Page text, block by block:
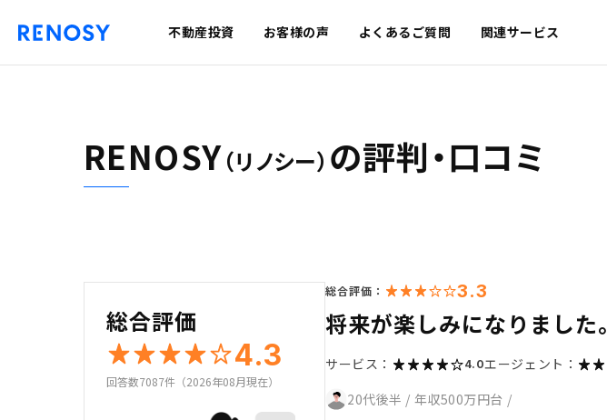
不動産投資 お客様の声 よくあるご質問 関連サービス
RENOSY（リノシー） の評判・口コミ
総合評価
4.3
回答数7087件（2026年08月現在）
総合評価： 3.3
将来が楽しみになりました。
サービス： 4.0エージェント：
20代後半 / 年収500万円台 /